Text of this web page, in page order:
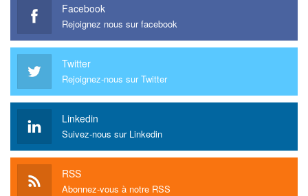
Facebook
Rejoignez nous sur facebook
Twitter
Rejoignez-nous sur Twitter
Linkedin
Suivez-nous sur Linkedin
RSS
Abonnez-vous à notre RSS